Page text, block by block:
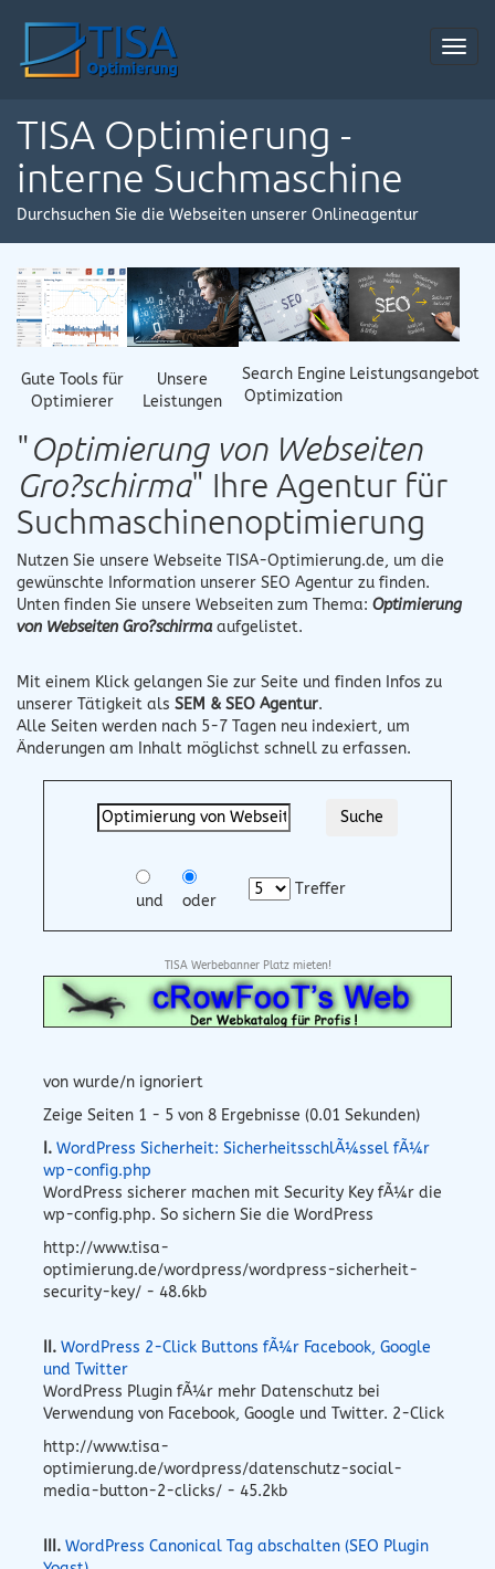
TISA Optimierung -
interne Suchmaschine
Durchsuchen Sie die Webseiten unserer Onlineagentur
Gute Tools für
Optimierer
Unsere
Leistungen
Search Engine
Optimization
Leistungsangebot
"Optimierung von Webseiten
Gro?schirma" Ihre Agentur für
Suchmaschinenoptimierung
Nutzen Sie unsere Webseite TISA-Optimierung.de, um die
gewünschte Information unserer SEO Agentur zu finden.
Unten finden Sie unsere Webseiten zum Thema: Optimierung
von Webseiten Gro?schirmaaufgelistet.
Mit einem Klick gelangen Sie zur Seite und finden Infos zu
unserer Tätigkeit als SEM & SEO Agentur.
Alle Seiten werden nach 5-7 Tagen neu indexiert, um
Änderungen am Inhalt möglichst schnell zu erfassen.
und oder
Treffer
TISA Werbebanner Platz mieten!
von wurde/n ignoriert
Zeige Seiten 1 - 5 von 8 Ergebnisse (0.01 Sekunden)
I. WordPress Sicherheit: SicherheitsschlÃ¼ssel fÃ¼r
wp-config.php
WordPress sicherer machen mit Security Key fÃ¼r die
wp-config.php. So sichern Sie die WordPress
http://www.tisa-
optimierung.de/wordpress/wordpress-sicherheit-
security-key/ - 48.6kb
II. WordPress 2-Click Buttons fÃ¼r Facebook, Google
und Twitter
WordPress Plugin fÃ¼r mehr Datenschutz bei
Verwendung von Facebook, Google und Twitter. 2-Click
http://www.tisa-
optimierung.de/wordpress/datenschutz-social-
media-button-2-clicks/ - 45.2kb
III. WordPress Canonical Tag abschalten (SEO Plugin